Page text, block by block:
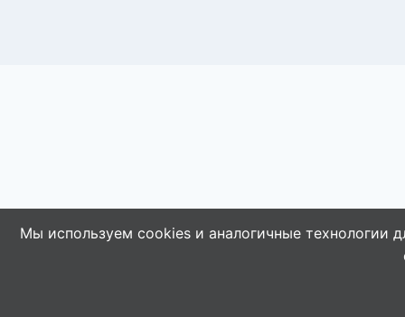
Мы используем cookies и аналогичные технологии